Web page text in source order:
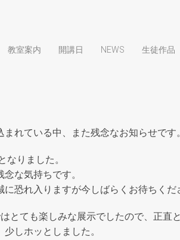
教室案内 開講日 NEWS 生徒作品
れている中、また残念なお知らせです。
りました。
な気持ちです。
恐れ入りますが今しばらくお待ちくだ
とても楽しみな展示でしたので、正直
しホッとしました。